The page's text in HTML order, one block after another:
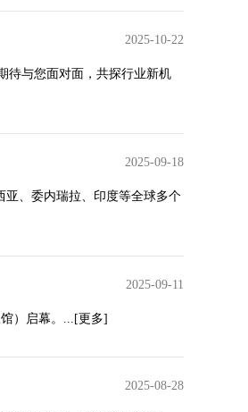
2025-10-22
待与您面对面，共探行业新机
2025-09-18
亚、委内瑞拉、印度等全球多个
2025-09-11
）启幕。...[更多]
2025-08-28